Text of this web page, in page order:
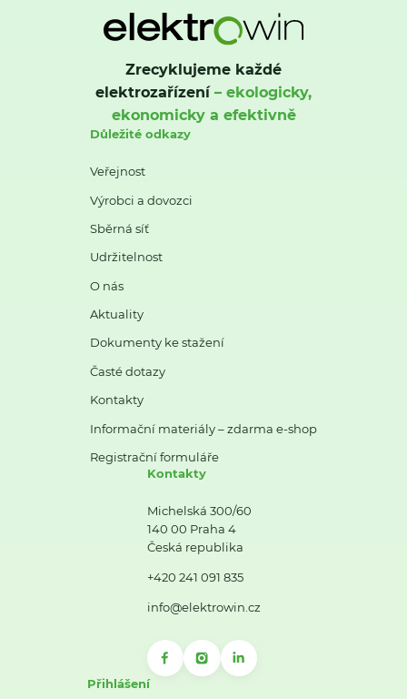
Zrecyklujeme každé
elektrozařízení– ekologicky,
ekonomicky a efektivně
Důležité odkazy
Veřejnost
Výrobci a dovozci
Sběrná síť
Udržitelnost
O nás
Aktuality
Dokumenty ke stažení
Časté dotazy
Kontakty
Informační materiály – zdarma e-shop
Registrační formuláře
Kontakty
Michelská 300/60
140 00 Praha 4
Česká republika
+420 241 091 835
info@elektrowin.cz
Přihlášení